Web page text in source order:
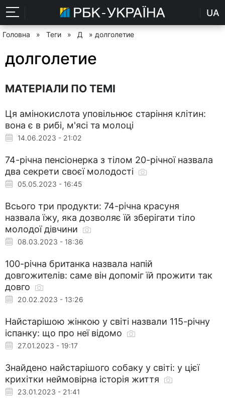
UA
Головна » Теги » Д » долголетие
долголетие
МАТЕРІАЛИ ПО ТЕМІ
Ця амінокислота уповільнює старіння клітин:
вона є в рибі, м'ясі та молоці
14.06.2023 - 21:02
74-річна пенсіонерка з тілом 20-річної назвала
два секрети своєї молодості
05.05.2023 - 16:45
Всього три продукти: 74-річна красуня
назвала їжу, яка дозволяє їй зберігати тіло
молодої дівчини
08.03.2023 - 18:36
100-річна британка назвала напій
довгожителів: саме він допоміг їй прожити так
довго
20.02.2023 - 13:26
Найстарішою жінкою у світі назвали 115-річну
іспанку: що про неї відомо
27.01.2023 - 19:17
Знайдено найстарішого собаку у світі: у цієї
крихітки неймовірна історія життя
23.01.2023 - 21:41